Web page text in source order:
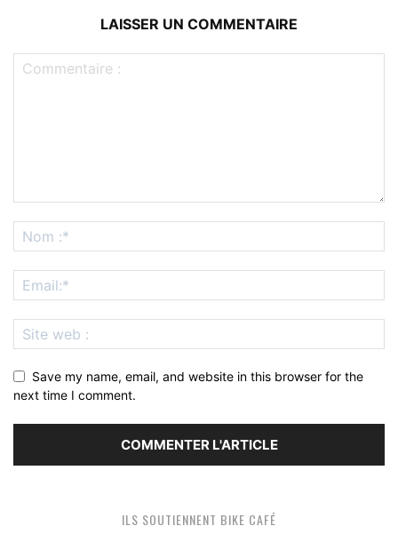
LAISSER UN COMMENTAIRE
Save my name, email, and website in this browser for the
next time I comment.